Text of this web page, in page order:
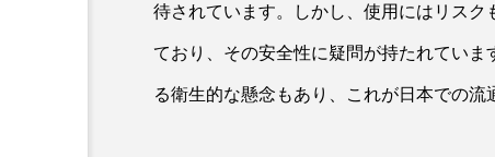
待されています。しかし、使用にはリス
ており、その安全性に疑問が持たれてい
る衛生的な懸念もあり、これが日本での流